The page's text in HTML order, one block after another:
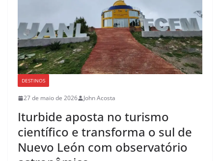
DESTINOS
27 de maio de 2026 John Acosta
Iturbide aposta no turismo
científico e transforma o sul de
Nuevo León com observatório